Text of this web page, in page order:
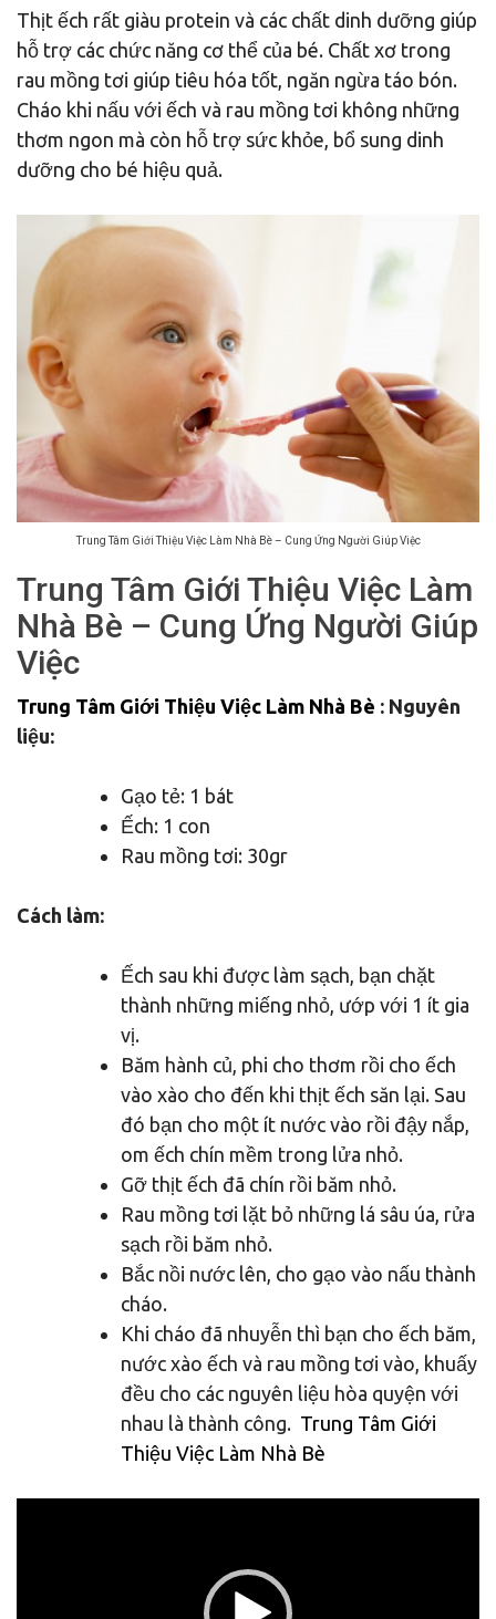
Thịt ếch rất giàu protein và các chất dinh dưỡng giúp
hỗ trợ các chức năng cơ thể của bé. Chất xơ trong
rau mồng tơi giúp tiêu hóa tốt, ngăn ngừa táo bón.
Cháo khi nấu với ếch và rau mồng tơi không những
thơm ngon mà còn hỗ trợ sức khỏe, bổ sung dinh
dưỡng cho bé hiệu quả.
Trung Tâm Giới Thiệu Việc Làm Nhà Bè – Cung Ứng Người Giúp Việc
Trung Tâm Giới Thiệu Việc Làm
Nhà Bè – Cung Ứng Người Giúp
Việc
Trung Tâm Giới Thiệu Việc Làm Nhà Bè : Nguyên
liệu:
Gạo tẻ: 1 bát
Ếch: 1 con
Rau mồng tơi: 30gr
Cách làm:
Ếch sau khi được làm sạch, bạn chặt
thành những miếng nhỏ, ướp với 1 ít gia
vị.
Băm hành củ, phi cho thơm rồi cho ếch
vào xào cho đến khi thịt ếch săn lại. Sau
đó bạn cho một ít nước vào rồi đậy nắp,
om ếch chín mềm trong lửa nhỏ.
Gỡ thịt ếch đã chín rồi băm nhỏ.
Rau mồng tơi lặt bỏ những lá sâu úa, rửa
sạch rồi băm nhỏ.
Bắc nồi nước lên, cho gạo vào nấu thành
cháo.
Khi cháo đã nhuyễn thì bạn cho ếch băm,
nước xào ếch và rau mồng tơi vào, khuấy
đều cho các nguyên liệu hòa quyện với
nhau là thành công. Trung Tâm Giới
Thiệu Việc Làm Nhà Bè